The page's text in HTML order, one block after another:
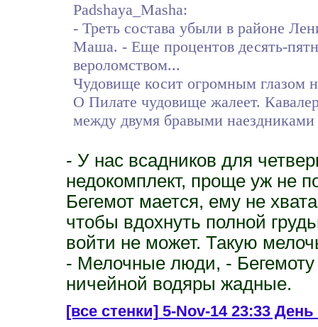
Padshaya_Masha:
- Треть состава убыли в районе
Маша. - Еще процентов десять-
вероломством...
Чудовище косит огромным глазом
О Пилате чудовище жалеет.
между двумя бравыми наездниками
- У нас всадников для
недокомплект, проще уж не
Бегемот мается, ему не
чтобы вдохнуть полной
войти не может. Такую
- Мелочные люди, - Бегемоту
ничейной водяры жадные.
[все стенки]5-Nov-14 23:33 День